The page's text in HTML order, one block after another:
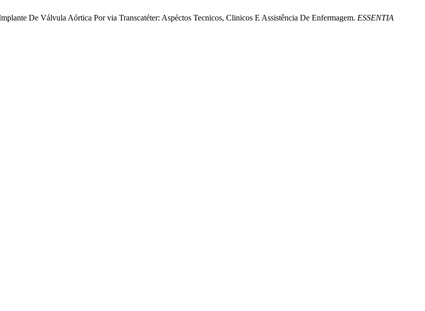
De Válvula Aórtica Por via Transcatéter: Aspéctos Tecnicos, Clinicos E Assistência De Enfermagem. ESSENTIA